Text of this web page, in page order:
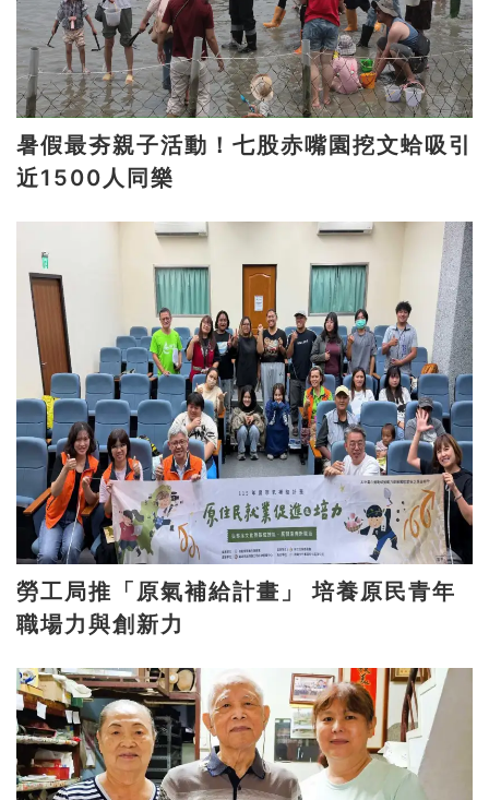
暑假最夯親子活動！七股赤嘴園挖文蛤吸引
近1500人同樂
勞工局推「原氣補給計畫」 培養原民青年
職場力與創新力